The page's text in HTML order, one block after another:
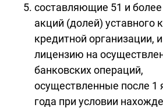
составляющие 51 и
акций (долей) уставного
кредитной организации,
лицензию на
банковских операций,
осуществленные после 1
года при условии